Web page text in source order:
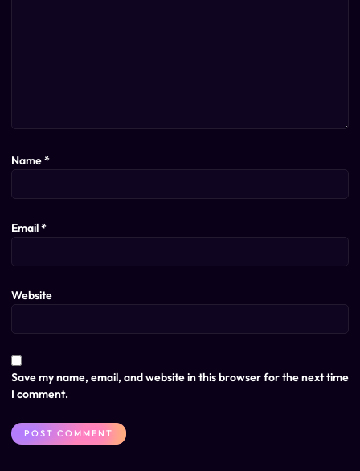
Name*
Email*
Website
Save my name, email, and website in this browser for the next time
I comment.